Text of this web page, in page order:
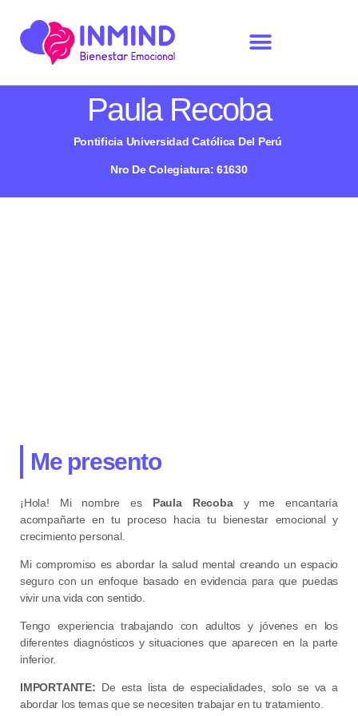
Paula Recoba
Pontificia Universidad Católica Del Perú
Nro De Colegiatura: 61630
Me presento
¡Hola! Mi nombre es Paula Recobay me encantaría
acompañarte en tu proceso hacia tu bienestar emocional y
crecimiento personal.
Mi compromiso es abordar la salud mental creando un espacio
seguro con un enfoque basado en evidencia para que puedas
vivir una vida con sentido.
Tengo experiencia trabajando con adultos y jóvenes en los
diferentes diagnósticos y situaciones que aparecen en la parte
inferior.
IMPORTANTE: De esta lista de especialidades, solo se va a
abordar los temas que se necesiten trabajar en tu tratamiento.